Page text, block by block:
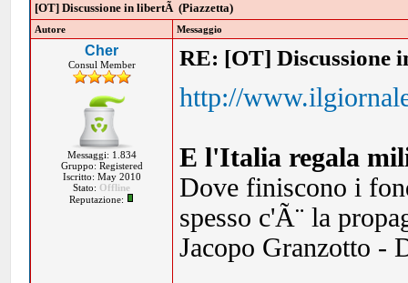
[OT] Discussione in libertÃ (Piazzetta)
Autore Messaggio
Cher
Consul Member
Messaggi: 1.834
Gruppo: Registered
Iscritto: May 2010
Stato: Offline
Reputazione:
RE: [OT] Discussione
http://
E l'Italia regala
Dove finiscono i
spesso c'Ã¨ la
Jacopo Granzotto -